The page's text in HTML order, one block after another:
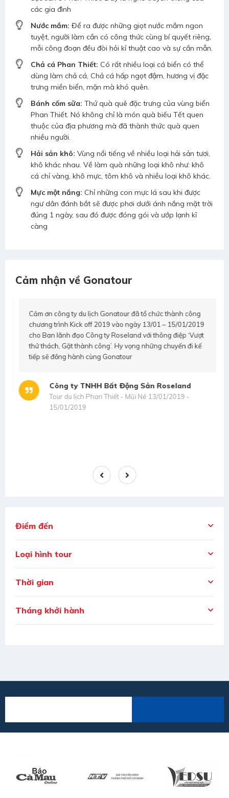
các gia đình
Nước mắm: Để ra được những giọt nước mắm ngon
tuyệt, người làm cần có công thức cùng bí quyết riêng,
mỗi công đoạn đều đòi hỏi kỉ thuật cao và sự cần mẫn.
Chả cá Phan Thiết: Có rất nhiều loại cá biển có thể
dùng làm chả cá, Chả cá hấp ngọt đậm, hương vị đặc
trưng miền biển, mặn mà khó quên.
Bánh cốm sữa: Thứ quà quê đặc trưng của vùng biển
Phan Thiết. Nó không chỉ là món quà biếu Tết quen
thuộc của địa phương mà đã thành thức quà quen
nhiều người.
Hải sản khô: Vùng nổi tiếng về nhiều loại hải sản tươi,
khô khác nhau. Về làm quà những loại khô như: khô
cá chỉ vàng, khô mực, tôm khô và nhiều loại khô khác.
Mực một nắng: Chỉ những con mực lá sau khi được
ngư dân đánh bắt sẽ được phơi dưới ánh nắng mặt trời
đúng 1 ngày, sau đó được đóng gói và ướp lạnh kĩ
càng
Cảm nhận về Gonatour
Cảm ơn công ty du lịch Gonatour đã tổ chức thành công
chương trình Kick off 2019 vào ngày 13/01 – 15/01/2019
cho Ban lãnh đạo Công ty Roseland với thông điệp ‘Vượt
thử thách, Gặt thành công’. Hy vọng những chuyến đi kế
tiếp sẽ đồng hành cùng Gonatour
Công ty TNHH Bất Động Sản Roseland
Tour du lịch Phan Thiết - Mũi Né 13/01/2019 -
15/01/2019
Điểm đến
Loại hình tour
Thời gian
Tháng khởi hành